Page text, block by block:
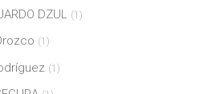
DZUL (1)
(1)
(1)